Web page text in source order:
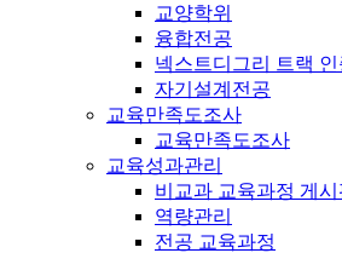
교양학위
융합전공
넥스트디그리 트랙 인
자기설계전공
교육만족도조사
교육만족도조사
교육성과관리
비교과 교육과정 게시
역량관리
전공 교육과정